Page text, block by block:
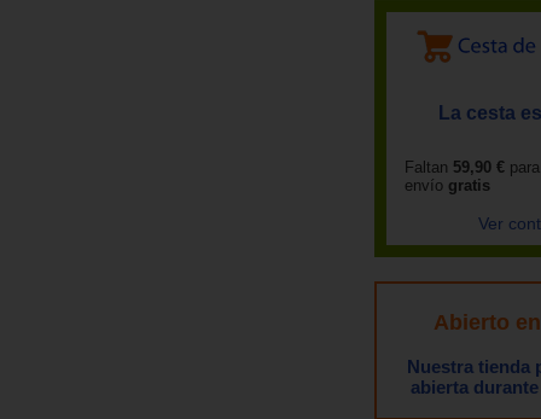
La cesta
Faltan 59,90 €
envío gratis
Ver
Abierto
Nuestra tienda
abierta